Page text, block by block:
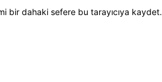
bir dahaki sefere bu tarayıcıya kaydet.